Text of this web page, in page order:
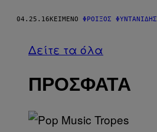
04.25.16ΚΕΊΜΕΝΟ ΦΡΟΊΞΟΣ ΦΥΝΤΑΝΊΔΗΣ
Δείτε τα όλα
ΠΡΟΣΦΑΤΑ